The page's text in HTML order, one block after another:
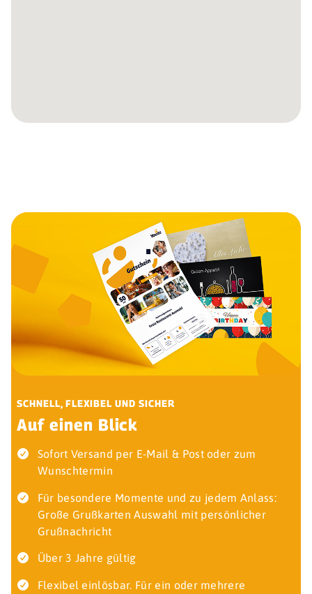
SCHNELL, FLEXIBEL UND SICHER
Auf einen Blick
Sofort Versand per E-Mail & Post oder zum
Wunschtermin
Für besondere Momente und zu jedem Anlass:
Große Grußkarten Auswahl mit persönlicher
Grußnachricht
Über 3 Jahre gültig
Flexibel einlösbar. Für ein oder mehrere